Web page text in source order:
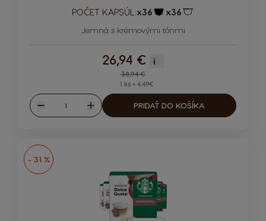
POČET KAPSÚL:x36 x36
Jemná s krémovými tónmi
Regular Price
38,94 €
26,94 € i
1 ks = 4.49€
Množstvo
Zvýšiť
PRIDAŤ DO KOŠÍKA
- 31 %